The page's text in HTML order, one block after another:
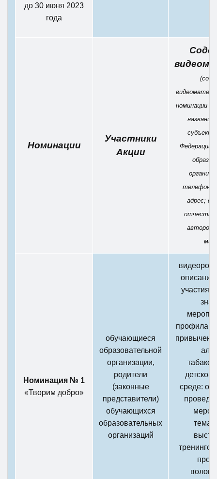
до 30 июня 2023
года
Номинации
Участники
Акции
номинации -
название
субъект
Федерации;
телефон,
адрес;
авторов;
Номинация № 1
«Творим добро»
обучающиеся
образовательной
организации,
родители
(законные
представители)
обучающихся
образовательных
организаций
участия
привычек
детско-
среде: